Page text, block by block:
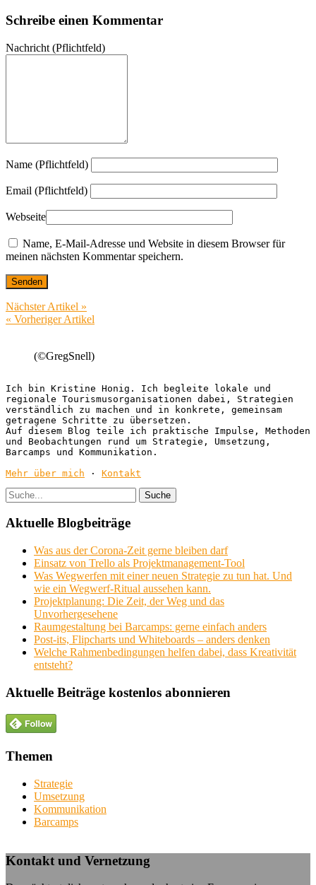
Schreibe einen Kommentar
Nachricht (Pflichtfeld)
Name (Pflichtfeld)
Email (Pflichtfeld)
Webseite
Name, E-Mail-Adresse und Website in diesem Browser für
meinen nächsten Kommentar speichern.
Nächster Artikel »
« Vorheriger Artikel
(©GregSnell)
Ich bin Kristine Honig. Ich begleite lokale und
regionale Tourismusorganisationen dabei, Strategien
verständlich zu machen und in konkrete, gemeinsam
getragene Schritte zu übersetzen.
Auf diesem Blog teile ich praktische Impulse, Methoden
und Beobachtungen rund um Strategie, Umsetzung,
Barcamps und Kommunikation.
Mehr über mich · Kontakt
Aktuelle Blogbeiträge
Was aus der Corona-Zeit gerne bleiben darf
Einsatz von Trello als Projektmanagement-Tool
Was Wegwerfen mit einer neuen Strategie zu tun hat. Und
wie ein Wegwerf-Ritual aussehen kann.
Projektplanung: Die Zeit, der Weg und das
Unvorhergesehene
Raumgestaltung bei Barcamps: gerne einfach anders
Post-its, Flipcharts und Whiteboards – anders denken
Welche Rahmenbedingungen helfen dabei, dass Kreativität
entsteht?
Aktuelle Beiträge kostenlos abonnieren
Themen
Strategie
Umsetzung
Kommunikation
Barcamps
Kontakt und Vernetzung